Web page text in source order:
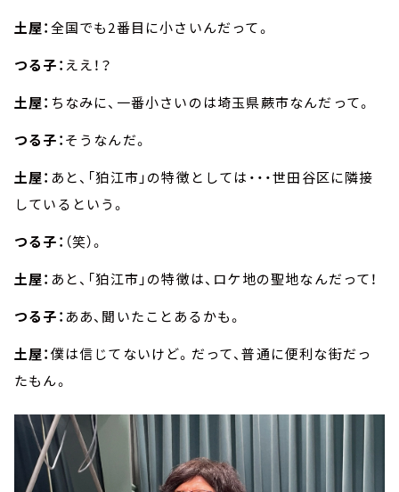
土屋：全国でも2番目に小さいんだって。
つる子： ええ！？
土屋： ちなみに、一番小さいのは埼玉県蕨市なんだって。
つる子：そうなんだ。
土屋： あと、「狛江市」の特徴としては・・・世田谷区に隣接
しているという。
つる子： （笑）。
土屋： あと、「狛江市」の特徴は、ロケ地の聖地なんだって！
つる子： ああ、聞いたことあるかも。
土屋：僕は信じてないけど。だって、普通に便利な街だっ
たもん。